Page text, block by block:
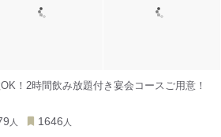
！2時間飲み放題付き宴会コースご用意！
人 1646 人